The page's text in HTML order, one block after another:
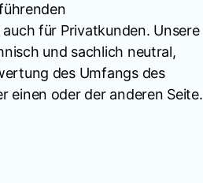
für Privatkunden. Unsere
und sachlich neutral,
des Umfangs des
einen oder der anderen Seite.